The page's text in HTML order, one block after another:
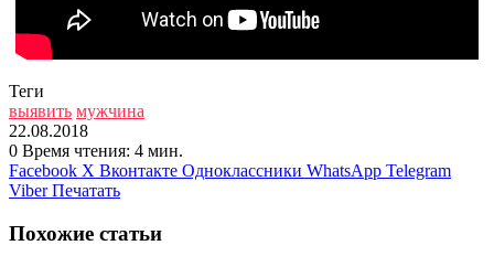
Теги
выявить мужчина
22.08.2018
0 Время чтения: 4 мин.
Facebook X Вконтакте Одноклассники WhatsApp Telegram
Viber Печатать
Похожие статьи